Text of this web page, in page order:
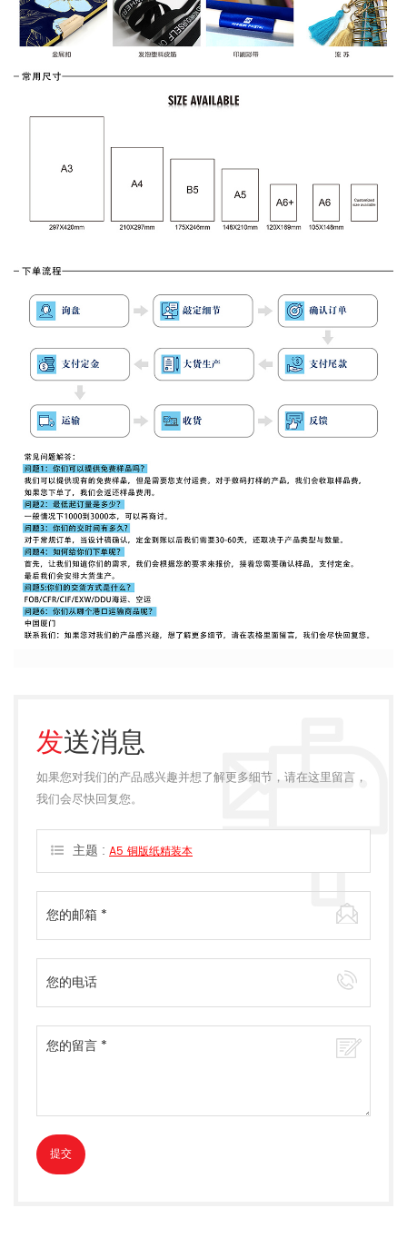
发送消息
如果您对我们的产品感兴趣并想了解更多细节，请在这里留言，
我们会尽快回复您。
主题 : A5 铜版纸精装本